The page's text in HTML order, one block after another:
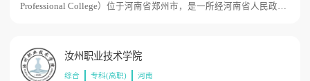
Professional College）位于河南省郑州市，是一所经河南省人民政府
汝州职业技术学院
综合 专科(高职) 河南